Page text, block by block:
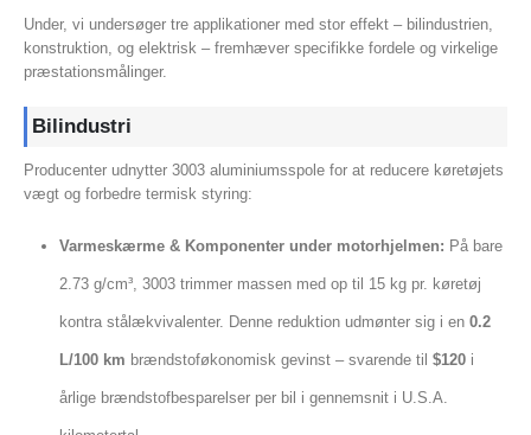
Under, vi undersøger tre applikationer med stor effekt – bilindustrien,
konstruktion, og elektrisk – fremhæver specifikke fordele og virkelige
præstationsmålinger.
Bilindustri
Producenter udnytter 3003 aluminiumsspole for at reducere køretøjets
vægt og forbedre termisk styring:
Varmeskærme & Komponenter under motorhjelmen: På bare
2.73 g/cm³, 3003 trimmer massen med op til 15 kg pr. køretøj
kontra stålækvivalenter. Denne reduktion udmønter sig i en 0.2
L/100 km brændstoføkonomisk gevinst – svarende til $120i
årlige brændstofbesparelser per bil i gennemsnit i U.S.A.